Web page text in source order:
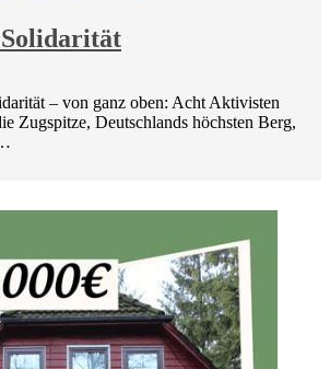
– von ganz oben: Acht Aktivisten
Zugspitze, Deutschlands höchsten Berg,